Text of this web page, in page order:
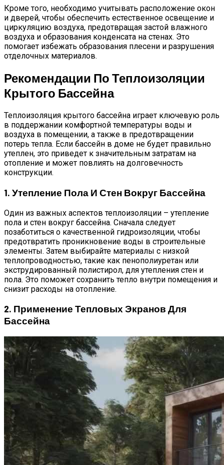
Кроме того, необходимо учитывать расположение окон
и дверей, чтобы обеспечить естественное освещение и
циркуляцию воздуха, предотвращая застой влажного
воздуха и образования конденсата на стенах. Это
помогает избежать образования плесени и разрушения
отделочных материалов.
Рекомендации По Теплоизоляции
Крытого Бассейна
Теплоизоляция крытого бассейна играет ключевую роль
в поддержании комфортной температуры воды и
воздуха в помещении, а также в предотвращении
потерь тепла. Если бассейн в доме не будет правильно
утеплен, это приведет к значительным затратам на
отопление и может повлиять на долговечность
конструкции.
1. Утепление Пола И Стен Вокруг Бассейна
Один из важных аспектов теплоизоляции – утепление
пола и стен вокруг бассейна. Сначала следует
позаботиться о качественной гидроизоляции, чтобы
предотвратить проникновение воды в строительные
элементы. Затем выбирайте материалы с низкой
теплопроводностью, такие как пенополиуретан или
экструдированный полистирол, для утепления стен и
пола. Это поможет сохранить тепло внутри помещения и
снизит расходы на отопление.
2. Применение Тепловых Экранов Для
Бассейна